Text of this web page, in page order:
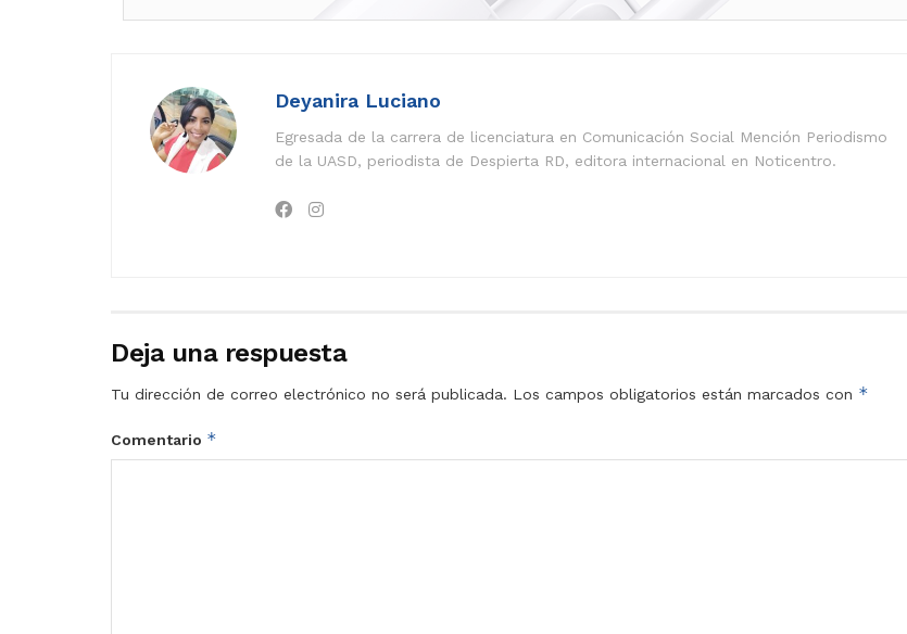
Deyanira Luciano
Egresada de la carrera de licenciatura en Comunicación Social Mención Periodismo
de la UASD, periodista de Despierta RD, editora internacional en Noticentro.
Deja una respuesta
Tu dirección de correo electrónico no será publicada. Los campos obligatorios están marcados con *
Comentario *